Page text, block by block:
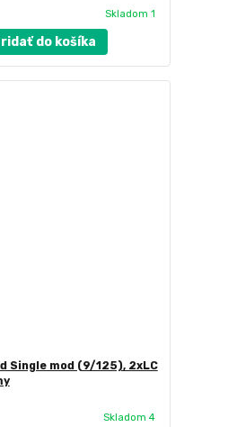
Skladom 1
do košíka
Single mod (9/125), 2xLC
Skladom 4